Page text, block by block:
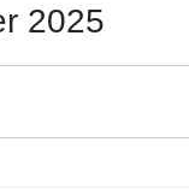
2025